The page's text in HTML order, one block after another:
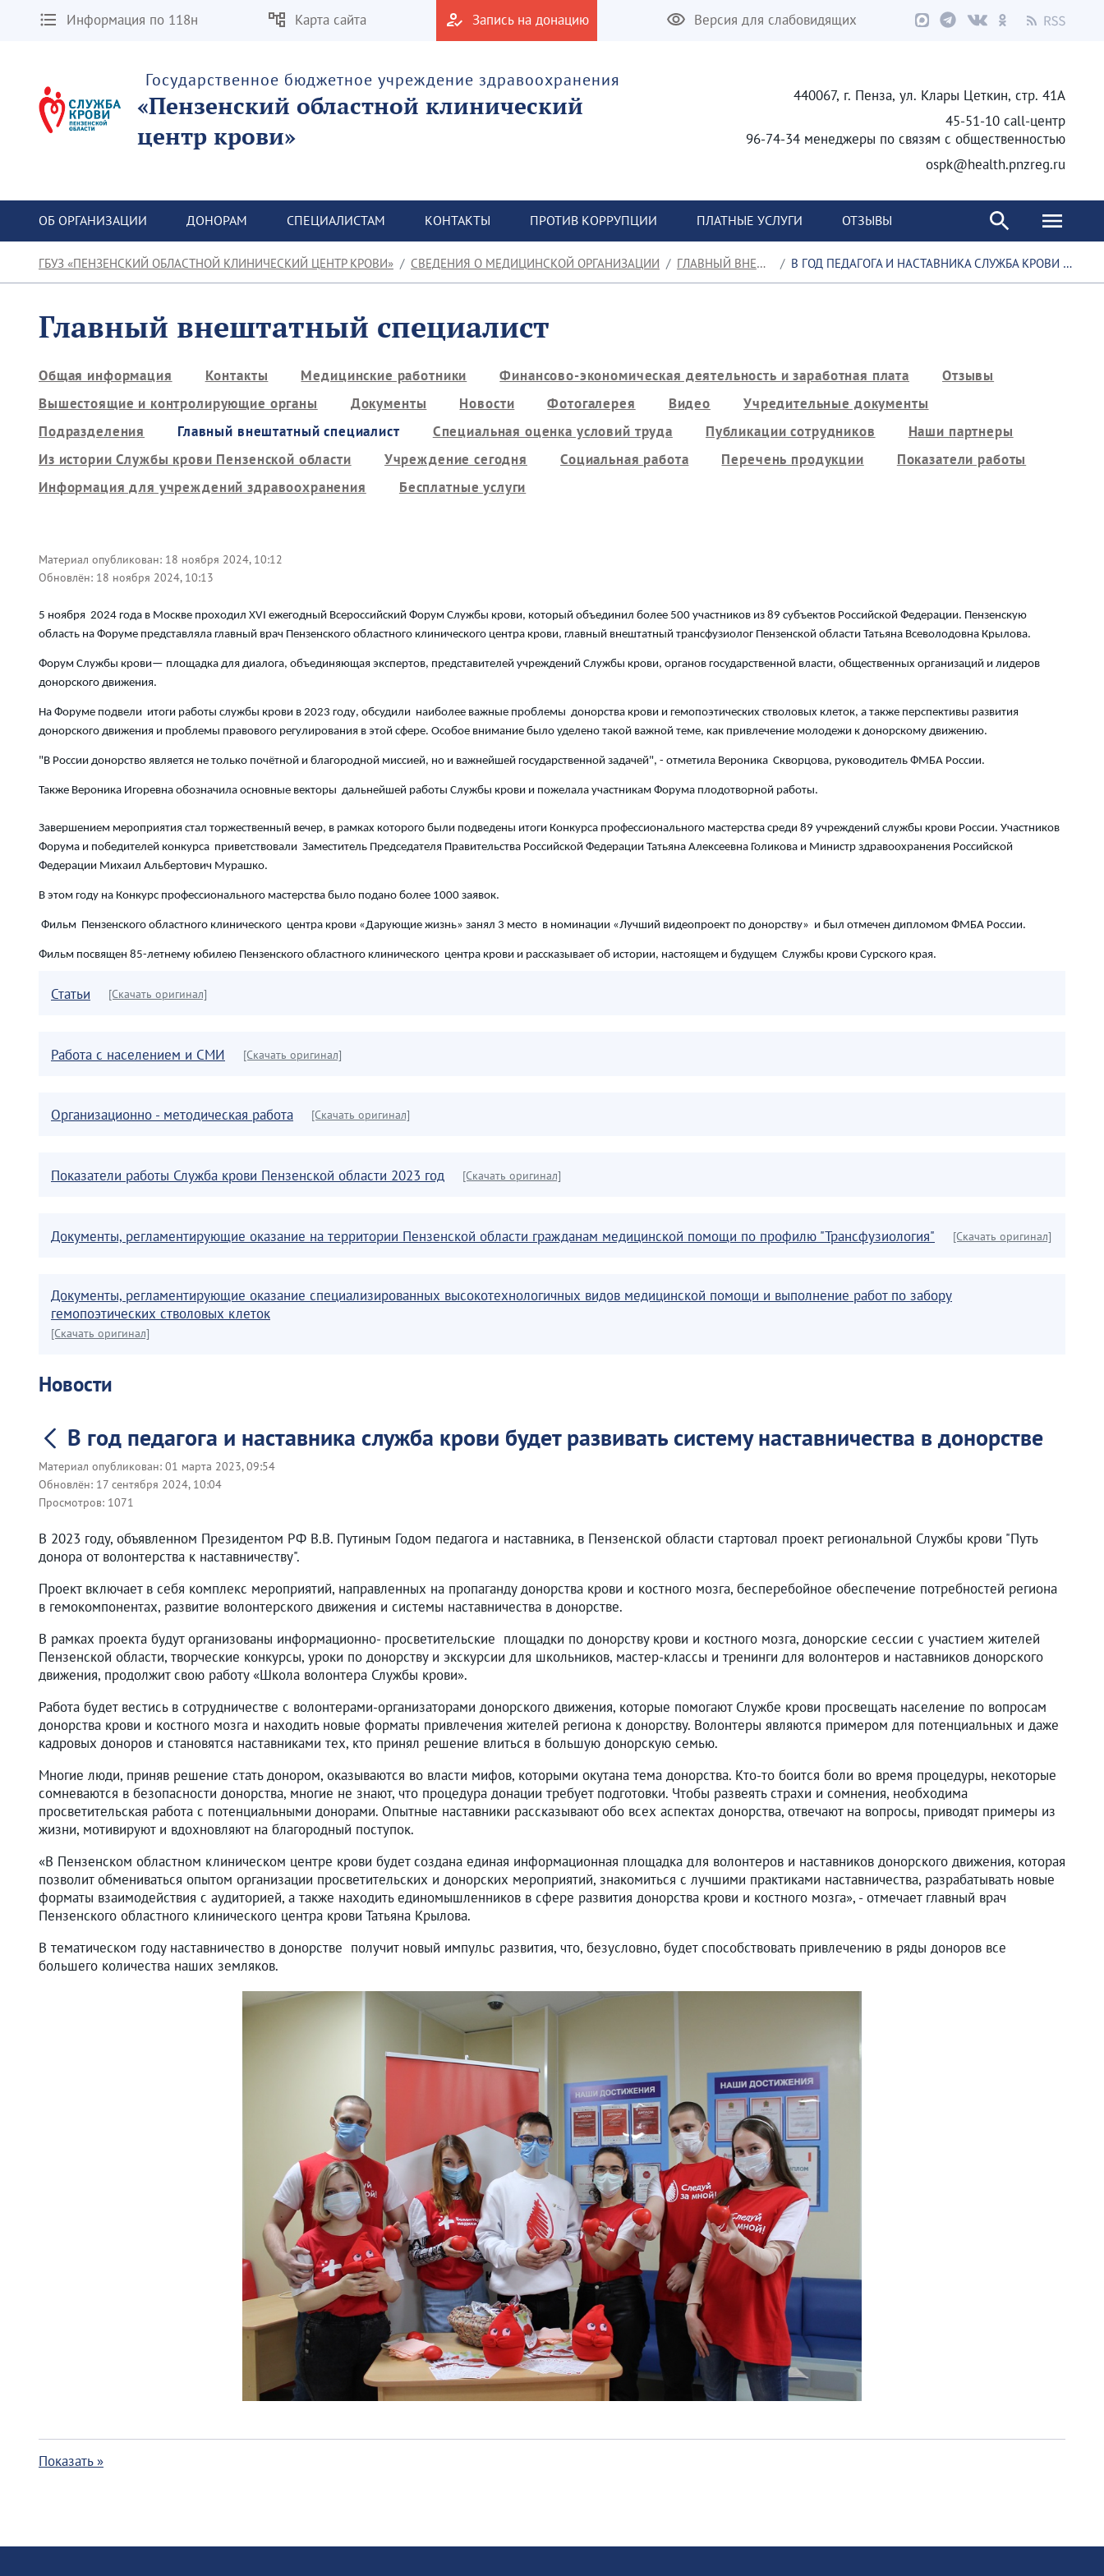
Информация по 118н Карта сайта Запись на донацию Версия для слабовидящих
Государственное бюджетное учреждение здравоохранения
«Пензенский областной клинический
центр крови»
440067, г. Пенза, ул. Клары Цеткин, стр. 41А
45-51-10 call-центр
96-74-34 менеджеры по связям с общественностью
ospk@health.pnzreg.ru
ОБ ОРГАНИЗАЦИИ ДОНОРАМ СПЕЦИАЛИСТАМ КОНТАКТЫ ПРОТИВ КОРРУПЦИИ ПЛАТНЫЕ УСЛУГИ ОТЗЫВЫ
ГБУЗ «ПЕНЗЕНСКИЙ ОБЛАСТНОЙ КЛИНИЧЕСКИЙ ЦЕНТР КРОВИ» СВЕДЕНИЯ О МЕДИЦИНСКОЙ ОРГАНИЗАЦИИ ГЛАВНЫЙ ВНЕШТАТНЫЙ СПЕЦИАЛИСТ В ГОД ПЕДАГОГА И НАСТАВНИКА СЛУЖБА КРОВИ БУДЕТ РАЗВИВАТЬ СИСТЕМУ НАСТАВНИЧЕСТВА В ДОНОРСТВЕ
Главный внештатный специалист
Общая информация Контакты Медицинские работники Финансово-экономическая деятельность и заработная плата
Отзывы
Вышестоящие и контролирующие органы
Документы Новости Фотогалерея Видео
Учредительные документы
Подразделения
Главный внештатный специалист Специальная оценка условий труда Публикации сотрудников
Наши партнеры
Из истории Службы крови Пензенской области
Учреждение сегодня Социальная работа Перечень продукции
Показатели работы
Информация для учреждений здравоохранения
Бесплатные услуги
Материал опубликован: 18 ноября 2024, 10:12
Обновлён: 18 ноября 2024, 10:13
5 ноября 2024 года в Москве проходил XVI ежегодный Всероссийский Форум Службы крови, который объединил более 500 участников из 89 субъектов Российской Федерации. Пензенскую
область на Форуме представляла главный врач Пензенского областного клинического центра крови, главный внештатный трансфузиолог Пензенской области Татьяна Всеволодовна Крылова.
Форум Службы крови— площадка для диалога, объединяющая экспертов, представителей учреждений Службы крови, органов государственной власти, общественных организаций и лидеров
донорского движения.
На Форуме подвели итоги работы службы крови в 2023 году, обсудили наиболее важные проблемы донорства крови и гемопоэтических стволовых клеток, а также перспективы развития
донорского движения и проблемы правового регулирования в этой сфере. Особое внимание было уделено такой важной теме, как привлечение молодежи к донорскому движению.
"В России донорство является не только почётной и благородной миссией, но и важнейшей государственной задачей", - отметила Вероника Скворцова, руководитель ФМБА России.
Также Вероника Игоревна обозначила основные векторы дальнейшей работы Службы крови и пожелала участникам Форума плодотворной работы.
Завершением мероприятия стал торжественный вечер, в рамках которого были подведены итоги Конкурса профессионального мастерства среди 89 учреждений службы крови России. Участников
Форума и победителей конкурса приветствовали Заместитель Председателя Правительства Российской Федерации Татьяна Алексеевна Голикова и Министр здравоохранения Российской
Федерации Михаил Альбертович Мурашко.
В этом году на Конкурс профессионального мастерства было подано более 1000 заявок.
Фильм Пензенского областного клинического центра крови «Дарующие жизнь» занял 3 место в номинации «Лучший видеопроект по донорству» и был отмечен дипломом ФМБА России.
Фильм посвящен 85-летнему юбилею Пензенского областного клинического центра крови и рассказывает об истории, настоящем и будущем Службы крови Сурского края.
Статьи [Скачать оригинал]
Работа с населением и СМИ [Скачать оригинал]
Организационно - методическая работа [Скачать оригинал]
Показатели работы Служба крови Пензенской области 2023 год [Скачать оригинал]
Документы, регламентирующие оказание на территории Пензенской области гражданам медицинской помощи по профилю "Трансфузиология" [Скачать оригинал]
Документы, регламентирующие оказание специализированных высокотехнологичных видов медицинской помощи и выполнение работ по забору
гемопоэтических стволовых клеток
[Скачать оригинал]
Новости
В год педагога и наставника служба крови будет развивать систему наставничества в донорстве
Материал опубликован: 01 марта 2023, 09:54
Обновлён: 17 сентября 2024, 10:04
Просмотров: 1071
В 2023 году, объявленном Президентом РФ В.В. Путиным Годом педагога и наставника, в Пензенской области стартовал проект региональной Службы крови "Путь
донора от волонтерства к наставничеству".
Проект включает в себя комплекс мероприятий, направленных на пропаганду донорства крови и костного мозга, бесперебойное обеспечение потребностей региона
в гемокомпонентах, развитие волонтерского движения и системы наставничества в донорстве.
В рамках проекта будут организованы информационно- просветительские площадки по донорству крови и костного мозга, донорские сессии с участием жителей
Пензенской области, творческие конкурсы, уроки по донорству и экскурсии для школьников, мастер-классы и тренинги для волонтеров и наставников донорского
движения, продолжит свою работу «Школа волонтера Службы крови».
Работа будет вестись в сотрудничестве с волонтерами-организаторами донорского движения, которые помогают Службе крови просвещать население по вопросам
донорства крови и костного мозга и находить новые форматы привлечения жителей региона к донорству. Волонтеры являются примером для потенциальных и даже
кадровых доноров и становятся наставниками тех, кто принял решение влиться в большую донорскую семью.
Многие люди, приняв решение стать донором, оказываются во власти мифов, которыми окутана тема донорства. Кто-то боится боли во время процедуры, некоторые
сомневаются в безопасности донорства, многие не знают, что процедура донации требует подготовки. Чтобы развеять страхи и сомнения, необходима
просветительская работа с потенциальными донорами. Опытные наставники рассказывают обо всех аспектах донорства, отвечают на вопросы, приводят примеры из
жизни, мотивируют и вдохновляют на благородный поступок.
«В Пензенском областном клиническом центре крови будет создана единая информационная площадка для волонтеров и наставников донорского движения, которая
позволит обмениваться опытом организации просветительских и донорских мероприятий, знакомиться с лучшими практиками наставничества, разрабатывать новые
форматы взаимодействия с аудиторией, а также находить единомышленников в сфере развития донорства крови и костного мозга», - отмечает главный врач
Пензенского областного клинического центра крови Татьяна Крылова.
В тематическом году наставничество в донорстве получит новый импульс развития, что, безусловно, будет способствовать привлечению в ряды доноров все
большего количества наших земляков.
Показать »